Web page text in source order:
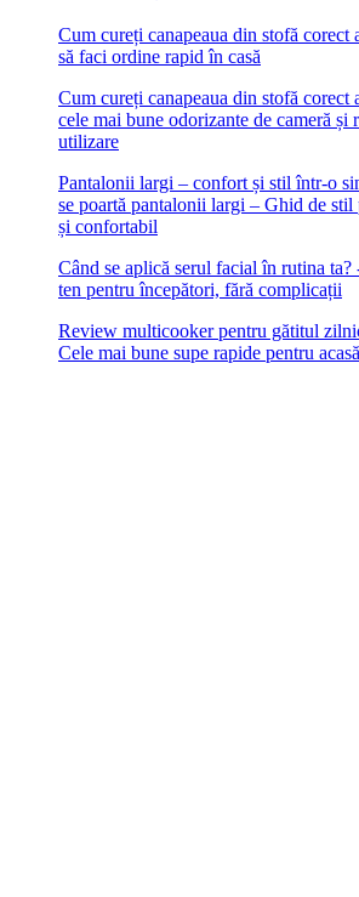
Cum cureți canapeaua din stofă corect
să faci ordine rapid în casă
Cum cureți canapeaua din stofă corect
cele mai bune odorizante de cameră și
utilizare
Pantalonii largi – confort și stil într-o
se poartă pantalonii largi – Ghid de
și confortabil
Când se aplică serul facial în rutina ta?
ten pentru începători, fără complicații
Review multicooker pentru gătitul
Cele mai bune supe rapide pentru acasă